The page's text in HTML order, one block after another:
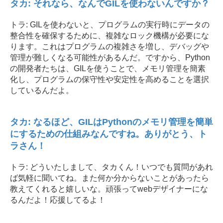
タカ: それなら、なんでGILを使わないんですか？
トラ: GILを使わないと、プログラムの実行時にデータの
整合性を確保するために、複雑なロック機構が必要にな
ります。これはプログラムの複雑さを増し、デバッグや
管理が難しくなる可能性があるんだ。ですから、Python
の開発者たちは、GILを使うことで、メモリ管理を簡素
化し、プログラムの保守性や安定性を高めることを選択
しているんだよ。
タカ: なるほど、GILはPythonのメモリ管理を簡単
にするための仕組みなんですね。ありがとう、ト
ラさん！
トラ: どういたしまして、タカくん！いつでも質問があれ
ば気軽に聞いてね。また何か分からないことがあったら
教えてくれると嬉しいな。頑張ってwebデザイナーにな
るんだよ！応援してるよ！